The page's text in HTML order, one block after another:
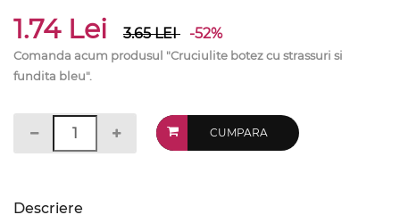
1.74 Lei 3.65LEI -52%
Comanda acum produsul "Cruciulite botez cu strassuri si
fundita bleu".
CUMPARA
Descriere